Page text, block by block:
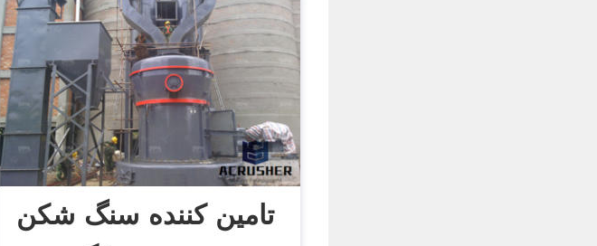
تامین کننده سنگ شکن